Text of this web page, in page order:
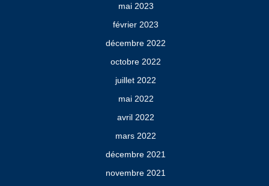
mai 2023
février 2023
décembre 2022
octobre 2022
juillet 2022
mai 2022
avril 2022
mars 2022
décembre 2021
novembre 2021